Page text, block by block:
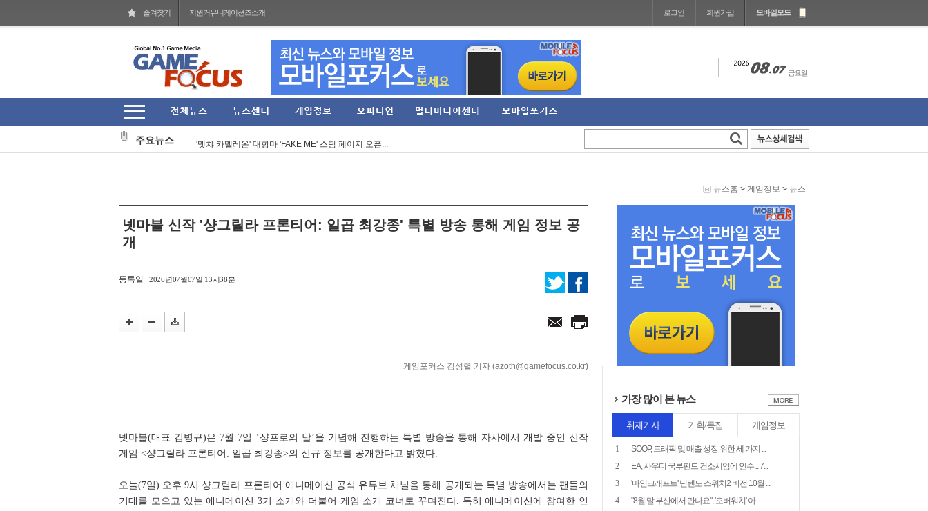
즐겨찾기 지원커뮤니케이션즈소개 로그인 회원가입 모바일모드
주요뉴스
작곡 보조에서 블리자드 음악의 기둥으로... 아담 버...
헥토파이낸셜 2026년 상반기 잠정 실적 발표… 역대 ...
'멧챠 카멜레온' 대항마 'FAKE ME' 스팀 페이지 오픈...
코리아보드게임즈, '퍼스트 시그널' 등 신작 보드게임...
뉴스홈 > 게임정보 > 뉴스
넷마블 신작 '샹그릴라 프론티어: 일곱 최강종' 특별 방송 통해 게임 정보 공
개
등록일 2026년07월07일 13시38분
게임포커스 김성렬 기자 (azoth@gamefocus.co.kr)
넷마블(대표 김병규)은 7월 7일 ‘샹프로의 날’을 기념해 진행하는 특별 방송을 통해 자사에서 개발 중인 신작
게임 <샹그릴라 프론티어: 일곱 최강종>의 신규 정보를 공개한다고 밝혔다.
오늘(7일) 오후 9시 샹그릴라 프론티어 애니메이션 공식 유튜브 채널을 통해 공개되는 특별 방송에서는 팬들의
기대를 모으고 있는 애니메이션 3기 소개와 더불어 게임 소개 코너로 꾸며진다. 특히 애니메이션에 참여한 인
가장 많이 본 뉴스
취재기사 기획/특집 게임정보
1
SOOP, 트래픽 및 매출 성장 위한 세 가지 ...
2
EA, 사우디 국부펀드 컨소시엄에 인수... 7...
3
'마인크래프트' 닌텐도 스위치2 버전 10월 ...
4
"8월 말 부산에서 만나요", '오버워치' 아...